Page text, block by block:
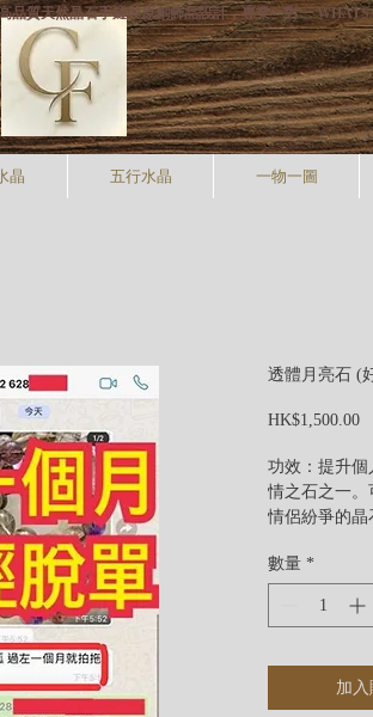
質天然晶石手鏈與原創飾品設計，專業一對一
晶 五行水晶 一物一圖
透體月亮石 (
HK$1,500.00價
功效：提升個
情之石之一
情侶紛爭的晶
注：「透體」
數量 *
加